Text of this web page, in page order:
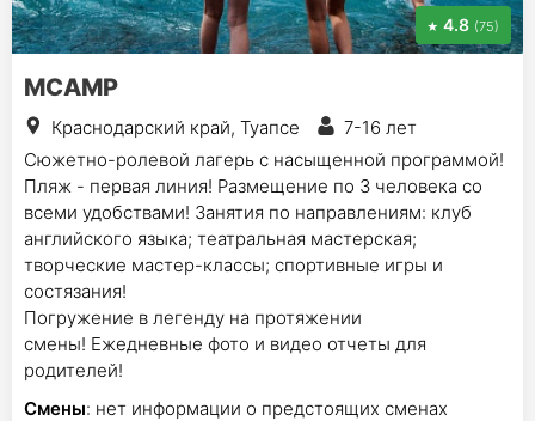
4.8 (75)
MCAMP
Краснодарский край, Туапсе
7-16 лет
Сюжетно-ролевой лагерь с насыщенной программой!
Пляж - первая линия! Размещение по 3 человека со
всеми удобствами! Занятия по направлениям: клуб
английского языка; театральная мастерская;
творческие мастер-классы; спортивные игры и
состязания!
Погружение в легенду на протяжении
смены! Ежедневные фото и видео отчеты для
родителей!
Смены: нет информации о предстоящих сменах